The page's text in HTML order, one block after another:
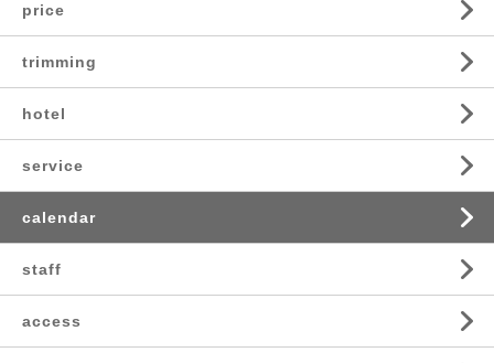
price
trimming
hotel
service
calendar
staff
access